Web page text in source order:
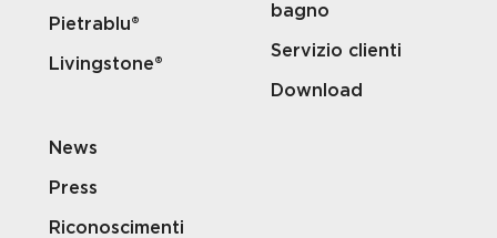
Pietrablu®
Livingstone®
bagno
Servizio clienti
Download
News
Press
Riconoscimenti